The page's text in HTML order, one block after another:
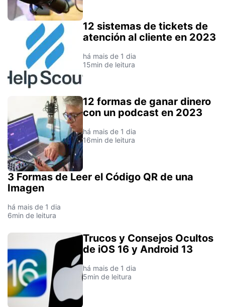
12 sistemas de tickets de
atención al cliente en 2023
há mais de 1 dia
15min de leitura
12 formas de ganar dinero
con un podcast en 2023
há mais de 1 dia
16min de leitura
3 Formas de Leer el Código QR de una
Imagen
há mais de 1 dia
6min de leitura
Trucos y Consejos Ocultos
de iOS 16 y Android 13
há mais de 1 dia
5min de leitura